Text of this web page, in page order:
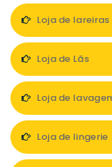
Loja de lareiras
Loja de Lãs
Loja de
Loja de lingerie